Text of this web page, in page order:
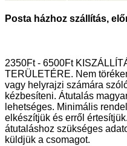
Posta házhoz szállítás,
2350Ft - 6500Ft
TERÜLETÉRE. Nem
vagy helyrajzi számára
kézbesíteni. Átutalás
lehetséges. Minimális
elkészítjük és erről
átutaláshoz szükséges
küldjük a csomagot.